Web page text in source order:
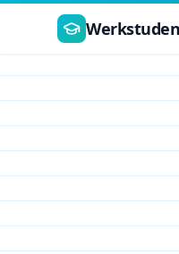
Zum Hauptinhalt springen